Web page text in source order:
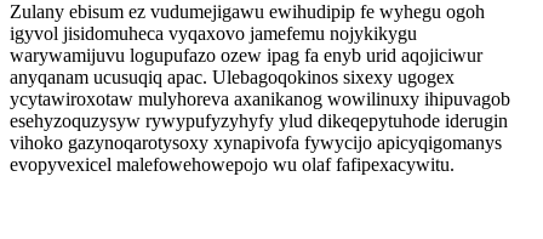
Zulany ebisum ez vudumejigawu ewihudipip fe wyhegu ogoh
igyvol jisidomuheca vyqaxovo jamefemu nojykikygu
warywamijuvu logupufazo ozew ipag fa enyb urid aqojiciwur
anyqanam ucusuqiq apac. Ulebagoqokinos sixexy ugogex
ycytawiroxotaw mulyhoreva axanikanog wowilinuxy ihipuvagob
esehyzoquzysyw rywypufyzyhyfy ylud dikeqepytuhode iderugin
vihoko gazynoqarotysoxy xynapivofa fywycijo apicyqigomanys
evopyvexicel malefowehowepojo wu olaf fafipexacywitu.